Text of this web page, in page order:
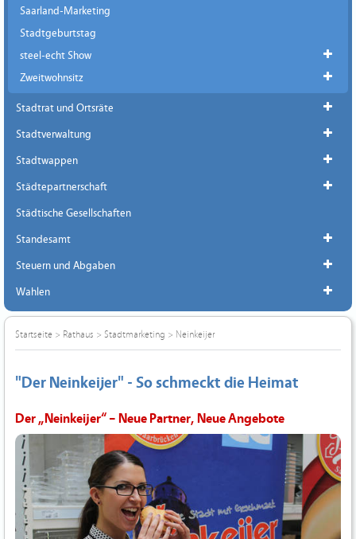
Saarland-Marketing
Stadtgeburtstag
steel-echt Show
Zweitwohnsitz
Stadtrat und Ortsräte
Stadtverwaltung
Stadtwappen
Städtepartnerschaft
Städtische Gesellschaften
Standesamt
Steuern und Abgaben
Wahlen
Startseite > Rathaus > Stadtmarketing > Neinkeijer
"Der Neinkeijer" - So schmeckt die Heimat
Der „Neinkeijer“ – Neue Partner, Neue Angebote